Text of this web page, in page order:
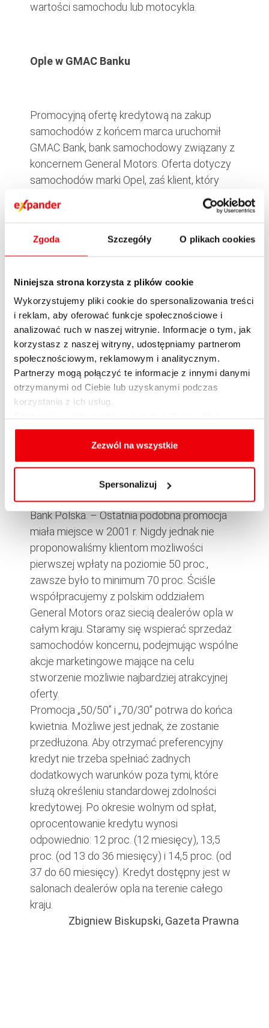
Zgoda Szczegóły O plikach cookies
Niniejsza strona korzysta z plików cookie
Wykorzystujemy pliki cookie do spersonalizowania treści
i reklam, aby oferować funkcje społecznościowe i
analizować ruch w naszej witrynie. Informacje o tym, jak
korzystasz z naszej witryny, udostępniamy partnerom
społecznościowym, reklamowym i analitycznym.
Partnerzy mogą połączyć te informacje z innymi danymi
otrzymanymi od Ciebie lub uzyskanymi podczas
korzystania z ich usług.
cookies, celu i sposobu korzystania z nich przez nas
oraz zmiany ustawień plików cookies a także ich
usuwania z przeglądarki internetowej, znajdują się
Zezwól na wszystkie
Spersonalizuj
wartości samochodu lub motocykla.
Ople w GMAC Banku
Promocyjną ofertę kredytową na zakup
samochodów z końcem marca uruchomił
GMAC Bank, bank samochodowy związany z
koncernem General Motors. Oferta dotyczy
samochodów marki Opel, zaś klient, który
kupowanego auta, pierwszą ratę kredytu
Oferta dotyczy nowych samochodów marki
Opel: modeli corsa, agila i combo.
W przypadku corsy pierwsza wpłata wynosi
50 proc. wartości auta, zaś na agilę i combo
trzeba wpłacić 70 proc. wartości. Pozostałą
resztę klient zaczyna spłacać dopiero po
upływie 12 miesięcy od momentu pierwszej
wpłaty.
– Nasz bank, jako pierwszy w Polsce,
wprowadził kilka lat temu ten typ
preferencyjnego kredytu – mówi Marek
Dwornik, dyrektor ds. sprzedaży w GMAC
Bank Polska. – Ostatnia podobna promocja
miała miejsce w 2001 r. Nigdy jednak nie
proponowaliśmy klientom możliwości
pierwszej wpłaty na poziomie 50 proc.,
zawsze było to minimum 70 proc. Ściśle
współpracujemy z polskim oddziałem
General Motors oraz siecią dealerów opla w
całym kraju. Staramy się wspierać sprzedaż
samochodów koncernu, podejmując wspólne
akcje marketingowe mające na celu
stworzenie możliwie najbardziej atrakcyjnej
oferty.
Promocja „50/50” i „70/30” potrwa do końca
kwietnia. Możliwe jest jednak, że zostanie
przedłużona. Aby otrzymać preferencyjny
kredyt nie trzeba spełniać żadnych
dodatkowych warunków poza tymi, które
służą określeniu standardowej zdolności
kredytowej. Po okresie wolnym od spłat,
oprocentowanie kredytu wynosi
odpowiednio: 12 proc. (12 miesięcy), 13,5
proc. (od 13 do 36 miesięcy) i 14,5 proc. (od
37 do 60 miesięcy). Kredyt dostępny jest w
salonach dealerów opla na terenie całego
kraju.
Zbigniew Biskupski, Gazeta Prawna